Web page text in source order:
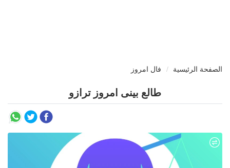
الصفحة الرئيسية فال امروز
طالع بینی امروز ترازو